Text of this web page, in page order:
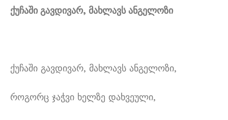
ქუჩაში გავდივარ, მახლავს ანგელოზი
ქუჩაში გავდივარ, მახლავს ანგელოზი,
როგორც ჯაჭვი ხელზე დახვეული,